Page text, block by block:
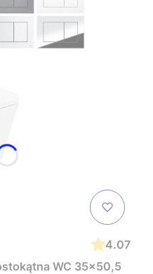
4.07
WC 35x50,5